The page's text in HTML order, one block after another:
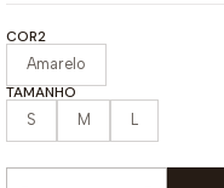
COR2
Amarelo
TAMANHO
S M L